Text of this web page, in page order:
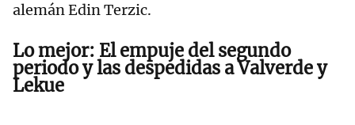
alemán Edin Terzic.
Lo mejor: El empuje del segundo
periodo y las despedidas a Valverde y
Lekue